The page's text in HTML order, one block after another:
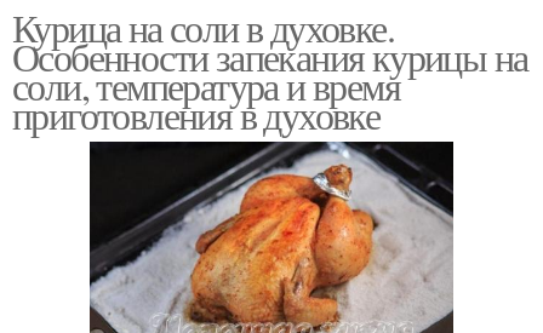
Курица на соли в духовке.
Особенности запекания курицы на
соли, температура и время
приготовления в духовке